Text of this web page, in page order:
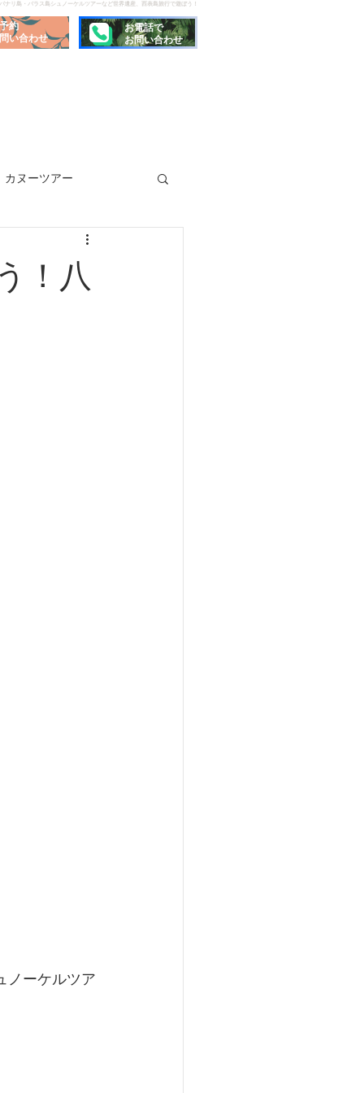
リ島・バラス島シュノーケルツアーなど世界遺産、西表島旅行で遊ぼう！
約
い合わせ
お電話で
お問い合わせ
カヌーツアー
！八